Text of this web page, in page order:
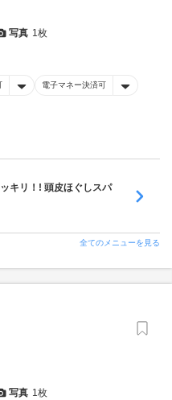
写真 1枚
電子マネー決済可
キリ！! 頭皮ほぐしスパ
全てのメニューを見る
写真 1枚